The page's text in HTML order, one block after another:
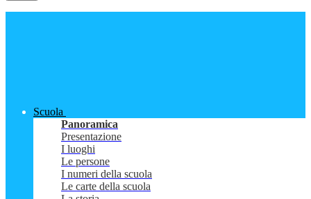
Scuola
Panoramica
Presentazione
I luoghi
Le persone
I numeri della scuola
Le carte della scuola